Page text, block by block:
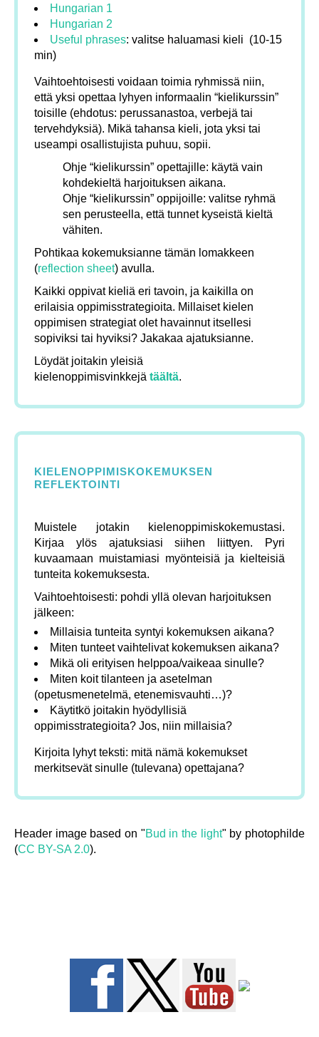
Hungarian 1
Hungarian 2
Useful phrases: valitse haluamasi kieli (10-15
min)
Vaihtoehtoisesti voidaan toimia ryhmissä niin,
että yksi opettaa lyhyen informaalin “kielikurssin”
toisille (ehdotus: perussanastoa, verbejä tai
tervehdyksiä). Mikä tahansa kieli, jota yksi tai
useampi osallistujista puhuu, sopii.
Ohje “kielikurssin” opettajille: käytä vain
kohdekieltä harjoituksen aikana.
Ohje “kielikurssin” oppijoille: valitse ryhmä
sen perusteella, että tunnet kyseistä kieltä
vähiten.
Pohtikaa kokemuksianne tämän lomakkeen
(reflection sheet) avulla.
Kaikki oppivat kieliä eri tavoin, ja kaikilla on
erilaisia oppimisstrategioita. Millaiset kielen
oppimisen strategiat olet havainnut itsellesi
sopiviksi tai hyviksi? Jakakaa ajatuksianne.
Löydät joitakin yleisiä
kielenoppimisvinkkejä täältä.​
KIELENOPPIMISKOKEMUKSEN
REFLEKTOINTI
Muistele jotakin kielenoppimiskokemustasi.
Kirjaa ylös ajatuksiasi siihen liittyen. Pyri
kuvaamaan muistamiasi myönteisiä ja kielteisiä
tunteita kokemuksesta.
Vaihtoehtoisesti: pohdi yllä olevan harjoituksen
jälkeen:
Millaisia tunteita syntyi kokemuksen aikana?
Miten tunteet vaihtelivat kokemuksen aikana?
Mikä oli erityisen helppoa/vaikeaa sinulle?
Miten koit tilanteen ja asetelman
(opetusmenetelmä, etenemisvauhti…)?
Käytitkö joitakin hyödyllisiä
oppimisstrategioita? Jos, niin millaisia?
Kirjoita lyhyt teksti: mitä nämä kokemukset
merkitsevät sinulle (tulevana) opettajana?
Header image based on "Bud in the light" by photophilde
(CC BY-SA 2.0).